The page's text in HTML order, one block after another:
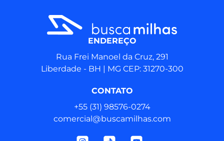
ENDEREÇO
Rua Frei Manoel da Cruz, 291
Liberdade - BH | MG CEP: 31270-300
CONTATO
+55 (31) 98576‑0274
comercial@buscamilhas.com